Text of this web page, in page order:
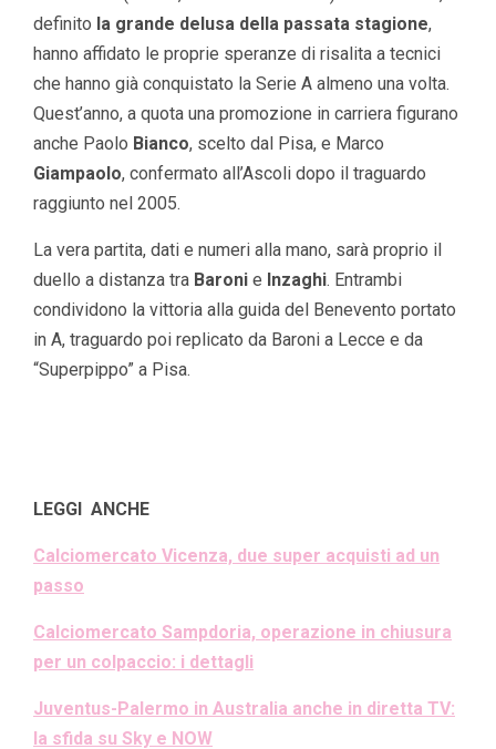
definito la grande delusa della passata stagione,
hanno affidato le proprie speranze di risalita a tecnici
che hanno già conquistato la Serie A almeno una volta.
Quest’anno, a quota una promozione in carriera figurano
anche Paolo Bianco, scelto dal Pisa, e Marco
Giampaolo, confermato all’Ascoli dopo il traguardo
raggiunto nel 2005.
La vera partita, dati e numeri alla mano, sarà proprio il
duello a distanza tra Baroni e Inzaghi. Entrambi
condividono la vittoria alla guida del Benevento portato
in A, traguardo poi replicato da Baroni a Lecce e da
“Superpippo” a Pisa.
LEGGI ANCHE
Calciomercato Vicenza, due super acquisti ad un
passo
Calciomercato Sampdoria, operazione in chiusura
per un colpaccio: i dettagli
Juventus-Palermo in Australia anche in diretta TV:
la sfida su Sky e NOW